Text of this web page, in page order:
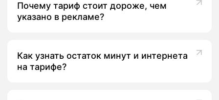
Почему тариф стоит дороже, чем
указано в рекламе?
Как узнать остаток минут и интернета
на тарифе?